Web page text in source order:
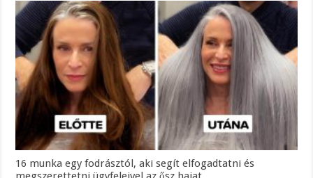
16 munka egy fodrásztól, aki segít elfogadtatni és